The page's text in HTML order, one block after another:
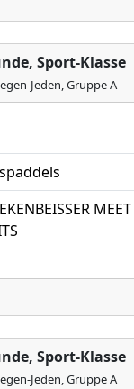
Sport-Klasse
Jeden, Gruppe A
MEET
Sport-Klasse
Jeden, Gruppe A